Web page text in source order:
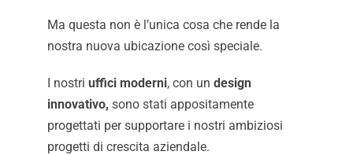
Ma questa non è l’unica cosa che rende la
nostra nuova ubicazione così speciale.
I nostri uffici moderni, con un design
innovativo, sono stati appositamente
progettati per supportare i nostri ambiziosi
progetti di crescita aziendale.